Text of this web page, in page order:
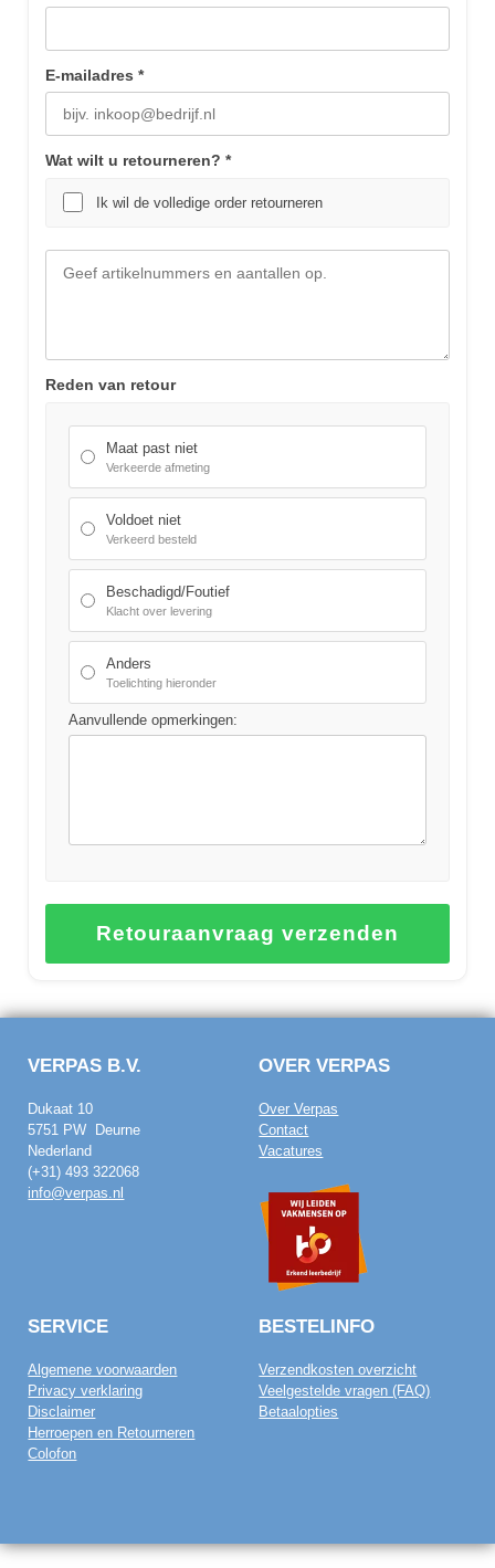
E-mailadres *
Wat wilt u retourneren? *
Ik wil de volledige order retourneren
Reden van retour
Maat past niet
Verkeerde afmeting
Voldoet niet
Verkeerd besteld
Beschadigd/Foutief
Klacht over levering
Anders
Toelichting hieronder
Aanvullende opmerkingen:
VERPAS B.V.
Dukaat 10
5751 PW Deurne
Nederland
(+31) 493 322068
info@verpas.nl
OVER VERPAS
Over Verpas
Contact
Vacatures
SERVICE
Algemene voorwaarden
Privacy verklaring
Disclaimer
Herroepen en Retourneren
Colofon
BESTELINFO
Verzendkosten overzicht
Veelgestelde vragen (FAQ)
Betaalopties